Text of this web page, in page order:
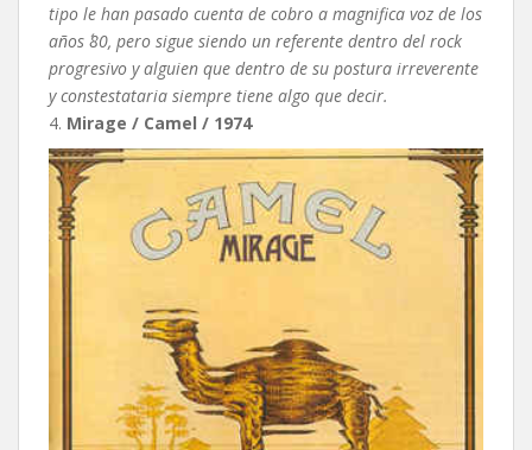
tipo le han pasado cuenta de cobro a magnifica voz de los
años ´80, pero sigue siendo un referente dentro del rock
progresivo y alguien que dentro de su postura irreverente
y constestataria siempre tiene algo que decir.
4. Mirage / Camel / 1974